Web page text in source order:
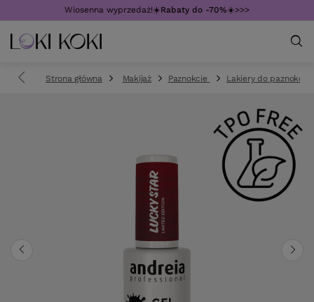
Wiosenna wyprzedaż!☀️Rabaty do -70%☀️>>>
Strona główna Makijaż Paznokcie Lakiery do paznokci